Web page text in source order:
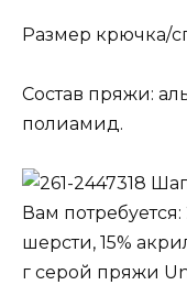
Размер крючка/
Состав пряжи:
полиамид.
Вам
шерсти, 15%
г серой пряжи